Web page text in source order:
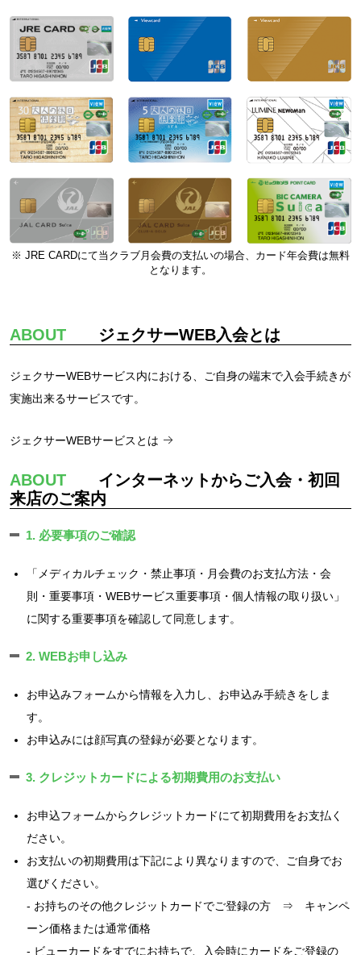
※ JRE CARDにて当クラブ月会費の支払いの場合、カード年会費は無料
となります。
ABOUT ジェクサーWEB入会とは
ジェクサーWEBサービス内における、ご自身の端末で入会手続きが
実施出来るサービスです。
ジェクサーWEBサービスとは
ABOUT インターネットからご入会・初回
来店のご案内
1. 必要事項のご確認
「メディカルチェック・禁止事項・月会費のお支払方法・会
則・重要事項・WEBサービス重要事項・個人情報の取り扱い」
に関する重要事項を確認して同意します。
2. WEBお申し込み
お申込みフォームから情報を入力し、お申込み手続きをしま
す。
お申込みには顔写真の登録が必要となります。
3. クレジットカードによる初期費用のお支払い
お申込フォームからクレジットカードにて初期費用をお支払く
ださい。
お支払いの初期費用は下記により異なりますので、ご自身でお
選びください。
- お持ちのその他クレジットカードでご登録の方 ⇒ キャンペ
ーン価格または通常価格
- ビューカードをすでにお持ちで、入会時にカードをご登録の